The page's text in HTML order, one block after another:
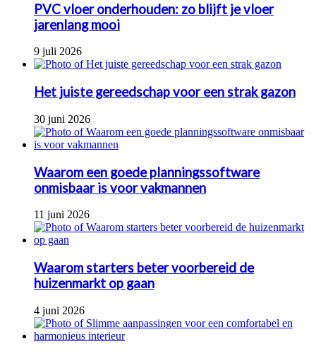
PVC vloer onderhouden: zo blijft je vloer
jarenlang mooi
9 juli 2026
Het juiste gereedschap voor een strak gazon
30 juni 2026
Waarom een goede planningssoftware
onmisbaar is voor vakmannen
11 juni 2026
Waarom starters beter voorbereid de
huizenmarkt op gaan
4 juni 2026